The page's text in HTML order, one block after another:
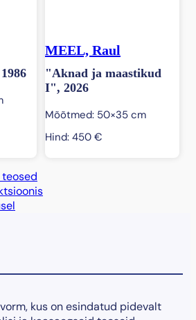
MEEL, Raul
"Aknad ja maastikud
I", 2026
Mõõtmed: 50×35 cm
Hind: 450 €
kus on esindatud pidevalt